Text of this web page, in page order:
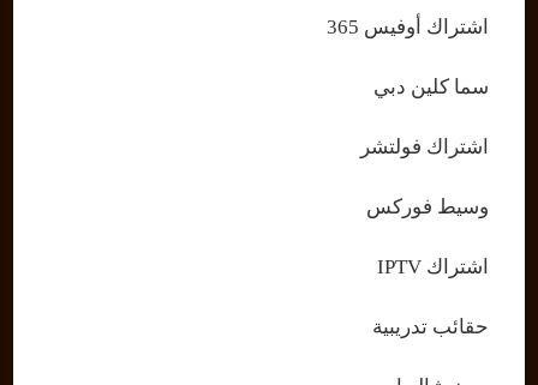
اشتراك أوفيس 365
سما كلين دبي
اشتراك فولتشر
وسيط فوركس
اشتراك IPTV
حقائب تدريبية